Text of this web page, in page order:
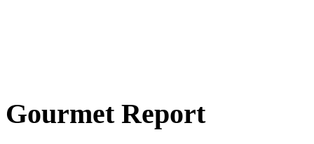
Gourmet Report